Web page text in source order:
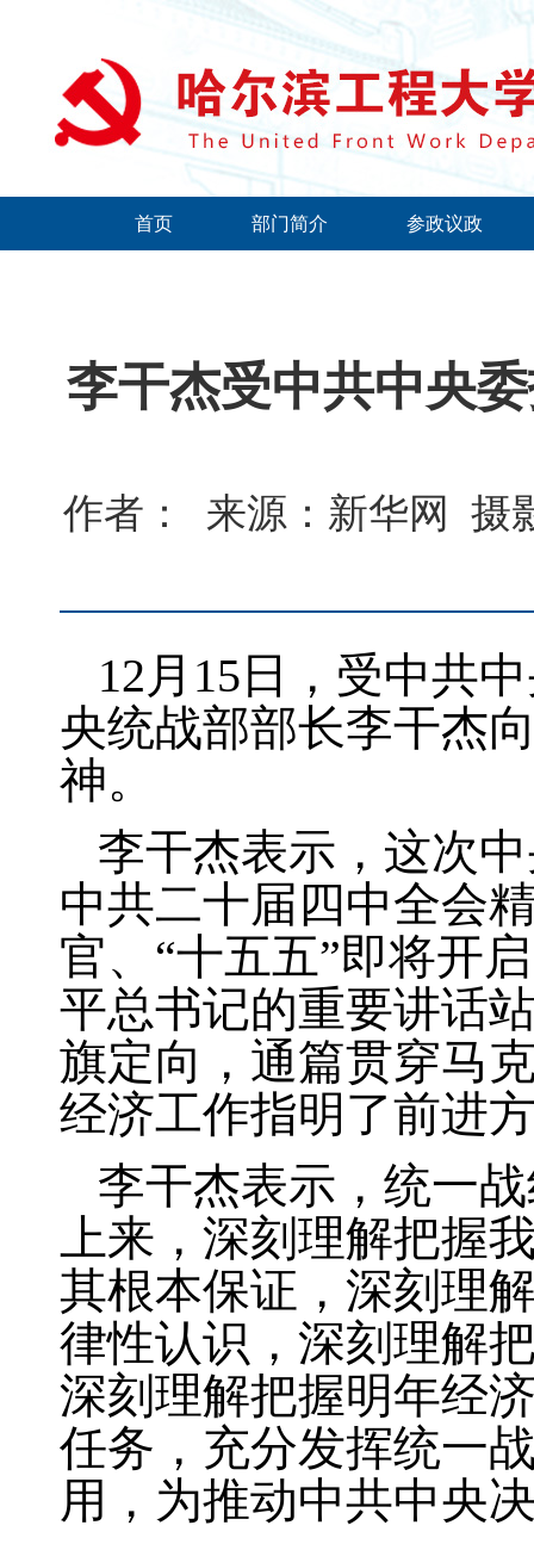
首页 部门简介 参政议政
李干杰受中共中央
作者： 来源：新华网 摄
12月15日，受中共
央统战部部长李干杰
神。
李干杰表示，这次
中共二十届四中全会
官、“十五五”即将开
平总书记的重要讲话
旗定向，通篇贯穿马
经济工作指明了前进
李干杰表示，统一
上来，深刻理解把握
其根本保证，深刻理
律性认识，深刻理解
深刻理解把握明年经
任务，充分发挥统一
用，为推动中共中央